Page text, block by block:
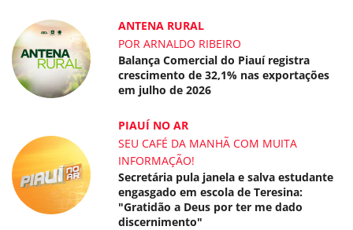
ANTENA RURAL
POR ARNALDO RIBEIRO
Balança Comercial do Piauí registra
crescimento de 32,1% nas exportações
em julho de 2026
PIAUÍ NO AR
SEU CAFÉ DA MANHÃ COM MUITA
INFORMAÇÃO!
Secretária pula janela e salva estudante
engasgado em escola de Teresina:
"Gratidão a Deus por ter me dado
discernimento"